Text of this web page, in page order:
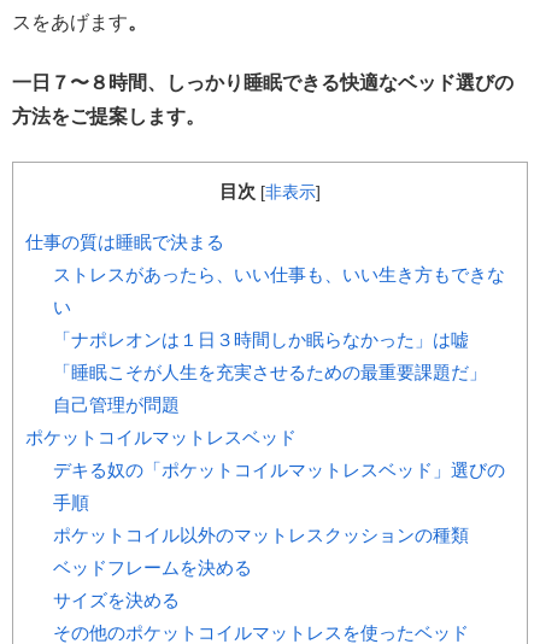
スをあげます。
一日７〜８時間、しっかり睡眠できる快適なベッド選びの
方法をご提案します。
目次 [非表示]
仕事の質は睡眠で決まる
ストレスがあったら、いい仕事も、いい生き方もできな
い
「ナポレオンは１日３時間しか眠らなかった」は嘘
「睡眠こそが人生を充実させるための最重要課題だ」
自己管理が問題
ポケットコイルマットレスベッド
デキる奴の「ポケットコイルマットレスベッド」選びの
手順
ポケットコイル以外のマットレスクッションの種類
ベッドフレームを決める
サイズを決める
その他のポケットコイルマットレスを使ったベッド